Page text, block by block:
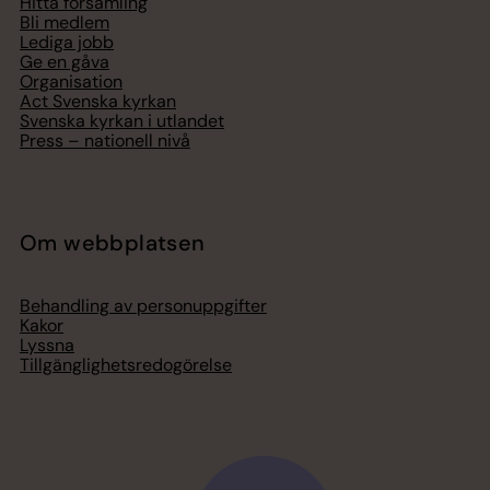
Bli medlem
Lediga jobb
Ge en gåva
Organisation
Act Svenska kyrkan
Svenska kyrkan i utlandet
Press – nationell nivå
Om webbplatsen
Behandling av personuppgifter
Kakor
Lyssna
Tillgänglighetsredogörelse